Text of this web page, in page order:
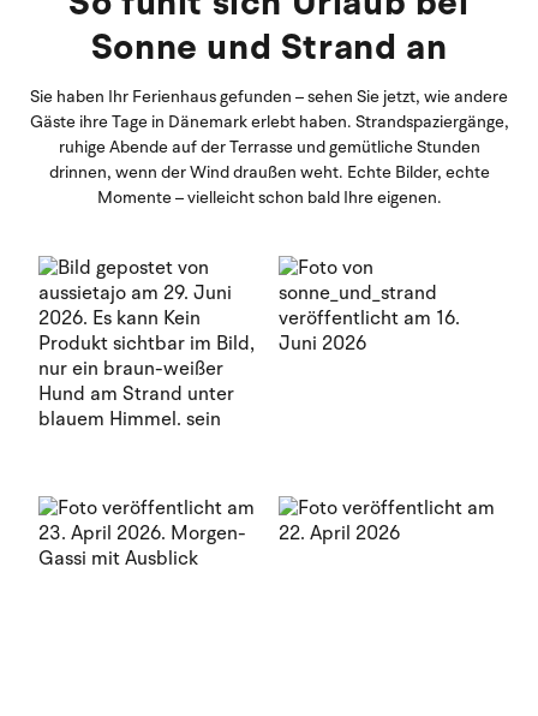
Sonne und Strand an
Sie haben Ihr Ferienhaus gefunden – sehen Sie jetzt, wie andere
Gäste ihre Tage in Dänemark erlebt haben. Strandspaziergänge,
ruhige Abende auf der Terrasse und gemütliche Stunden
drinnen, wenn der Wind draußen weht. Echte Bilder, echte
Momente – vielleicht schon bald Ihre eigenen.